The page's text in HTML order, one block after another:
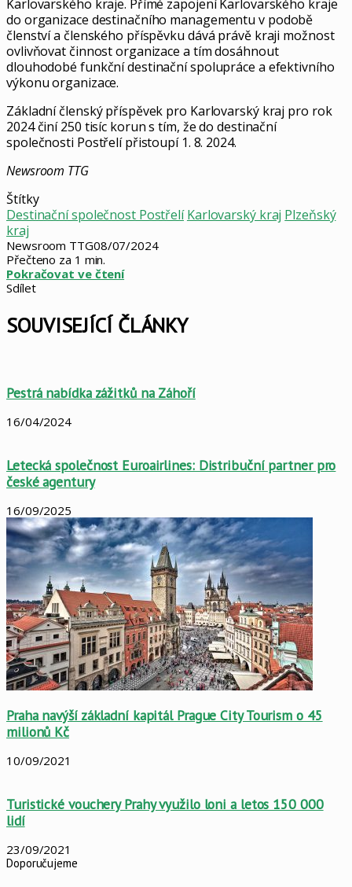
Karlovarského kraje. Přímé zapojení Karlovarského kraje
do organizace destinačního managementu v podobě
členství a členského příspěvku dává právě kraji možnost
ovlivňovat činnost organizace a tím dosáhnout
dlouhodobé funkční destinační spolupráce a efektivního
výkonu organizace.
Základní členský příspěvek pro Karlovarský kraj pro rok
2024 činí 250 tisíc korun s tím, že do destinační
společnosti Postřelí přistoupí 1. 8. 2024.
Newsroom TTG
Štítky
Destinační společnost Postřelí Karlovarský kraj Plzeňský
kraj
Newsroom TTG08/07/2024
Přečteno za 1 min.
Pokračovat ve čtení
Sdílet
mailem
SOUVISEJÍCÍ ČLÁNKY
Pestrá nabídka zážitků na Záhoří
16/04/2024
Letecká společnost Euroairlines: Distribuční partner pro
české agentury
16/09/2025
Praha navýší základní kapitál Prague City Tourism o 45
milionů Kč
10/09/2021
Turistické vouchery Prahy využilo loni a letos 150 000
lidí
23/09/2021
Doporučujeme